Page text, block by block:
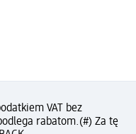
VAT bez
rabatom.(#) Za tę